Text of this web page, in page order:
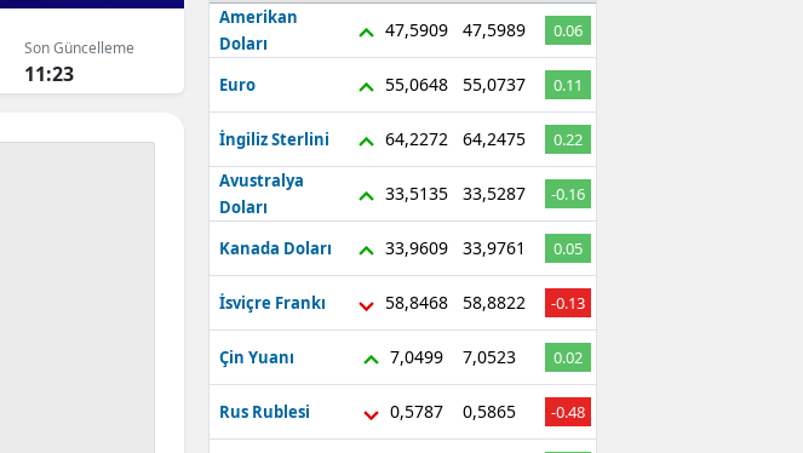
Son Güncelleme
11:23
Amerikan
Doları
47,5909 47,5989 0.06
Euro 55,0648 55,0737 0.11
İngiliz Sterlini 64,2272 64,2475
0.22
Avustralya
Doları
33,5135 33,5287 -0.16
Kanada Doları 33,9609 33,9761 0.05
İsviçre Frankı 58,8468 58,8822 -0.13
Çin Yuanı 7,0499 7,0523 0.02
Rus Rublesi 0,5787 0,5865 -0.48